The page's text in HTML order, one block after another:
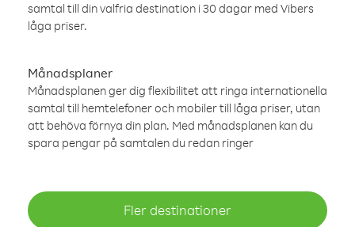
samtal till din valfria destination i 30 dagar med Vibers
låga priser.
Månadsplaner
Månadsplanen ger dig flexibilitet att ringa internationella
samtal till hemtelefoner och mobiler till låga priser, utan
att behöva förnya din plan. Med månadsplanen kan du
spara pengar på samtalen du redan ringer
Fler destinationer